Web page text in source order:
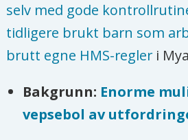
selv med gode
tidligere brukt barn som
brutt egne HMS-regleri
Bakgrunn: Enorme
vepsebol av